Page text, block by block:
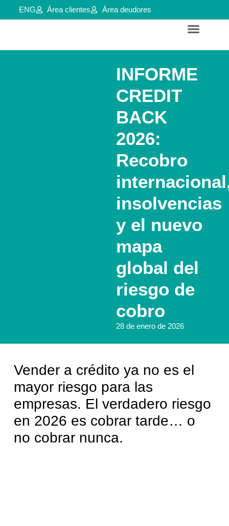
ENG Área clientes Área deudores
INFORME
CREDIT
BACK
2026:
Recobro
insolvencias
y el nuevo
mapa
global del
riesgo de
cobro
28 de enero de 2026
Vender a crédito ya no es el
mayor riesgo para las
empresas. El verdadero riesgo
en 2026 es cobrar tarde… o
no cobrar nunca.